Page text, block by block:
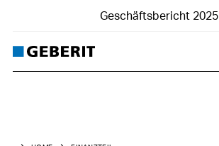
Geschäftsbericht 2025